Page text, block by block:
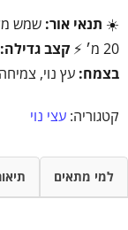
☀️ תנאי אור: שמש
20 מ׳ ⚡
קצב גדילה:
בצמח: עץ נוי,
קטגוריה: עצי נוי
למי מתאים